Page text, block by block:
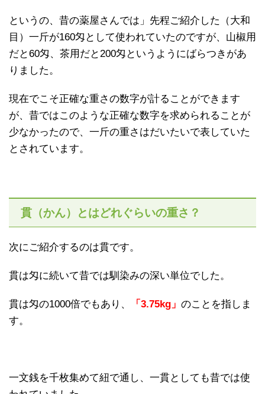
というの、昔の薬屋さんでは」先程ご紹介した（大和
目）一斤が160匁として使われていたのですが、山椒用
だと60匁、茶用だと200匁というようにばらつきがあ
りました。
現在でこそ正確な重さの数字が計ることができます
が、昔ではこのような正確な数字を求められることが
少なかったので、一斤の重さはだいたいで表していた
とされています。
貫（かん）とはどれぐらいの重さ？
次にご紹介するのは貫です。
貫は匁に続いて昔では馴染みの深い単位でした。
貫は匁の1000倍でもあり、 「3.75kg」 のことを指しま
す。
一文銭を千枚集めて紐で通し、一貫としても昔では使